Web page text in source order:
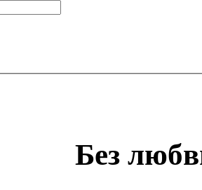
Без